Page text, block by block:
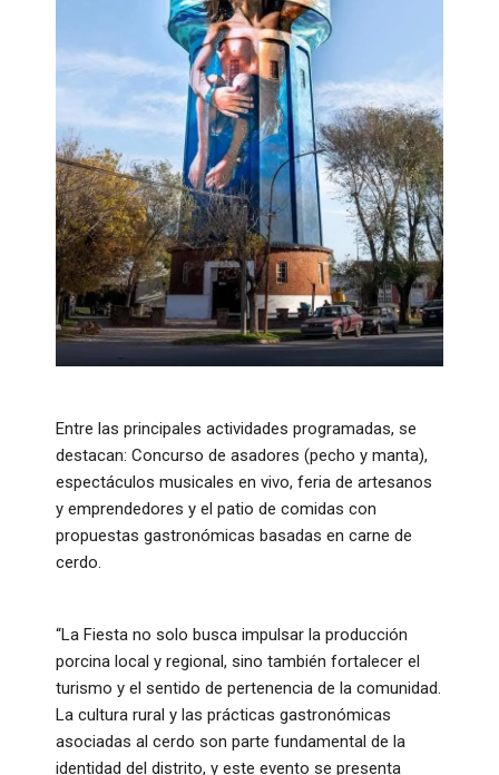
Entre las principales actividades programadas, se
destacan: Concurso de asadores (pecho y manta),
espectáculos musicales en vivo, feria de artesanos
y emprendedores y el patio de comidas con
propuestas gastronómicas basadas en carne de
cerdo.
“La Fiesta no solo busca impulsar la producción
porcina local y regional, sino también fortalecer el
turismo y el sentido de pertenencia de la comunidad.
La cultura rural y las prácticas gastronómicas
asociadas al cerdo son parte fundamental de la
identidad del distrito, y este evento se presenta